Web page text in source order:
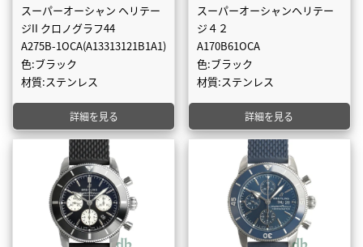
スーパーオーシャン ヘリテー
ジII クロノグラフ44
A275B-1OCA(A13313121B1A1)
色:ブラック
材質:ステンレス
詳細を見る
スーパーオーシャンヘリテー
ジ４２
A170B61OCA
色:ブラック
材質:ステンレス
詳細を見る